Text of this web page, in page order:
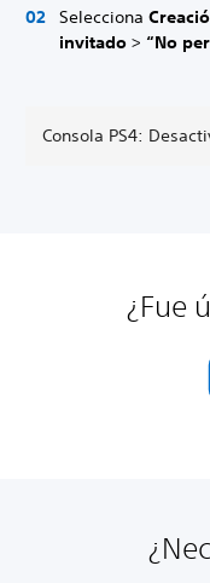
Selecciona
invitado > “No
Consola PS4:
¿Fue